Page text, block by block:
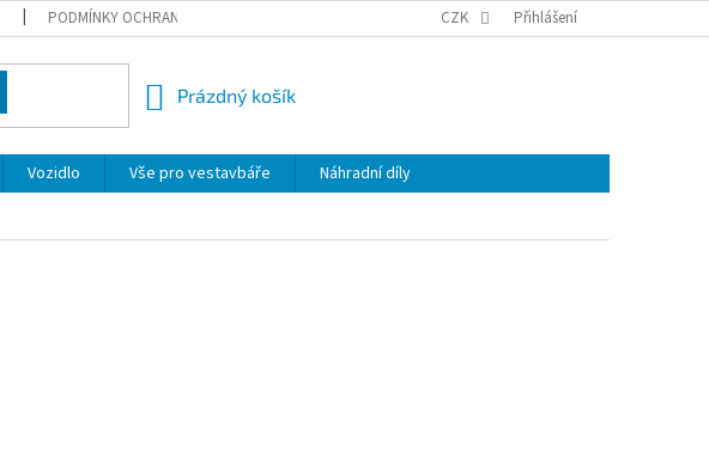
PODMÍNKY OCHRANY OSOBNÍCH ÚDAJŮ REKLAMACE
CZK Přihlášení
NÁKUPNÍ
Prázdný košík
Vozidlo Vše pro vestavbáře
Náhradní díly